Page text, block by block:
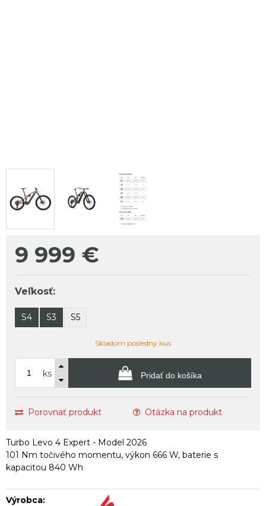
9 999 €
Veľkosť:
S4 S3 S5
Skladom posledný kus
ks Pridať do košíka
Porovnať produkt Otázka na produkt
Turbo Levo 4 Expert - Model 2026
101 Nm točivého momentu, výkon 666 W, baterie s
kapacitou 840 Wh
Výrobca: